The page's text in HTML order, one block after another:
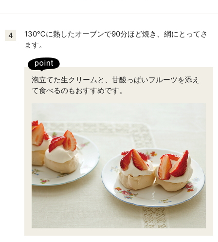
4
130℃に熱したオーブンで90分ほど焼き、網にとってさ
ます。
泡立てた生クリームと、甘酸っぱいフルーツを添え
て食べるのもおすすめです。